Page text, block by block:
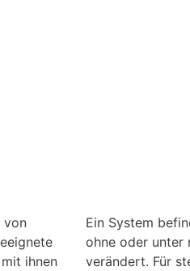
von
ihnen
Ein System
ohne oder unter
verändert. Für